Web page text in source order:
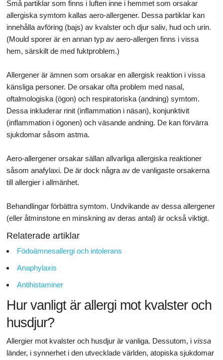
Små partiklar som finns i luften inne i hemmet som orsakar
allergiska symtom kallas aero-allergener. Dessa partiklar kan
innehålla avföring (bajs) av kvalster och djur saliv, hud och urin.
(Mould sporer är en annan typ av aero-allergen finns i vissa
hem, särskilt de med fuktproblem.)
Allergener är ämnen som orsakar en allergisk reaktion i vissa
känsliga personer. De orsakar ofta problem med nasal,
oftalmologiska (ögon) och respiratoriska (andning) symtom.
Dessa inkluderar rinit (inflammation i näsan), konjunktivit
(inflammation i ögonen) och väsande andning. De kan förvärra
sjukdomar såsom astma.
Aero-allergener orsakar sällan allvarliga allergiska reaktioner
såsom anafylaxi. De är dock några av de vanligaste orsakerna
till allergier i allmänhet.
Behandlingar förbättra symtom. Undvikande av dessa allergener
(eller åtminstone en minskning av deras antal) är också viktigt.
Relaterade artiklar
Födoämnesallergi och intolerans
Anaphylaxis
Antihistaminer
Hur vanligt är allergi mot kvalster och
husdjur?
Allergier mot kvalster och husdjur är vanliga. Dessutom, i vissa
länder, i synnerhet i den utvecklade världen, atopiska sjukdomar